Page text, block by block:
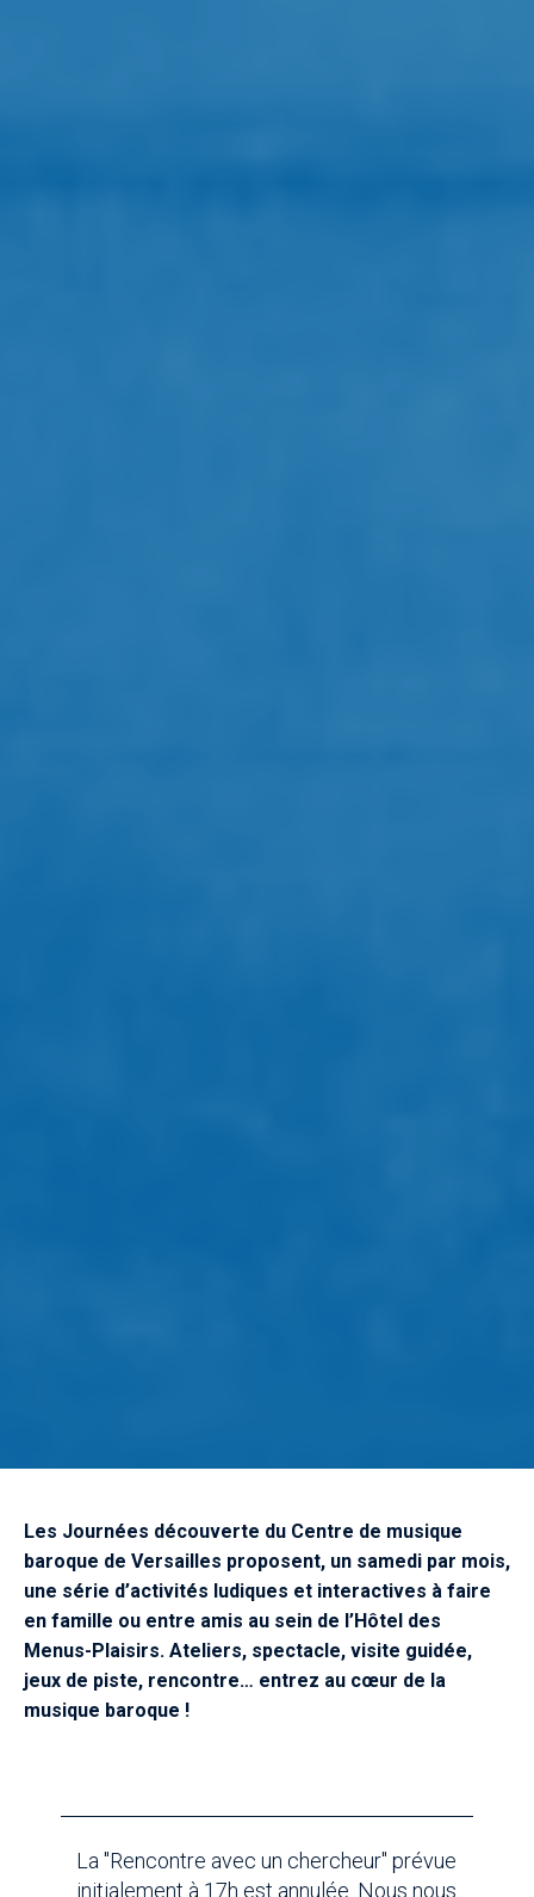
Les Journées découverte du Centre de musique
baroque de Versailles proposent, un samedi par mois,
une série d’activités ludiques et interactives à faire
en famille ou entre amis au sein de l’Hôtel des
Menus-Plaisirs. Ateliers, spectacle, visite guidée,
jeux de piste, rencontre… entrez au cœur de la
musique baroque !
La "Rencontre avec un chercheur" prévue
initialement à 17h est annulée. Nous nous